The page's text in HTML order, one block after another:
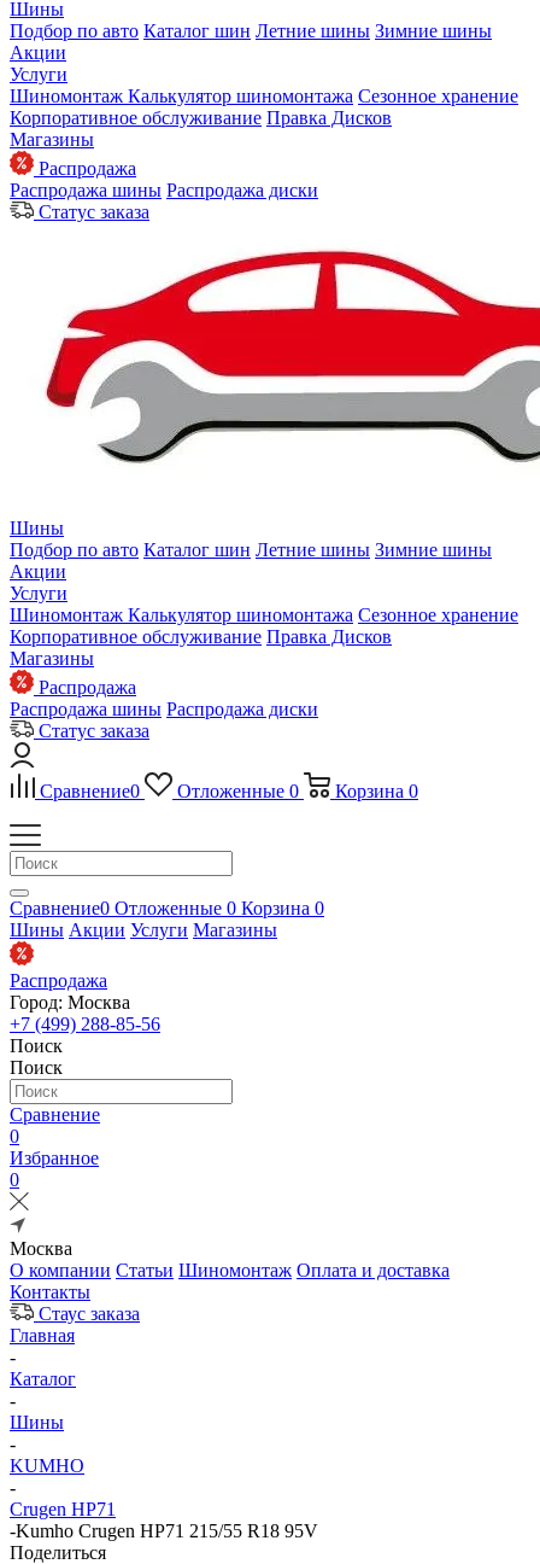
Шины
Подбор по авто Каталог шин Летние шины Зимние шины
Акции
Услуги
Шиномонтаж Калькулятор шиномонтажа Сезонное хранение
Корпоративное обслуживание Правка Дисков
Магазины
Распродажа
Распродажа шины Распродажа диски
Статус заказа
Шины
Подбор по авто Каталог шин Летние шины Зимние шины
Акции
Услуги
Шиномонтаж Калькулятор шиномонтажа Сезонное хранение
Корпоративное обслуживание Правка Дисков
Магазины
Распродажа
Распродажа шины Распродажа диски
Статус заказа
Сравнение0 Отложенные 0 Корзина 0
Сравнение0 Отложенные 0 Корзина 0
Шины Акции Услуги Магазины
Распродажа
Город: Москва
+7 (499) 288-85-56
Поиск
Поиск
Сравнение
0
Избранное
0
Москва
О компании Статьи Шиномонтаж Оплата и доставка
Контакты
Стаус заказа
Главная
-
Каталог
-
Шины
-
KUMHO
-
Crugen HP71
-Kumho Crugen HP71 215/55 R18 95V
Поделиться